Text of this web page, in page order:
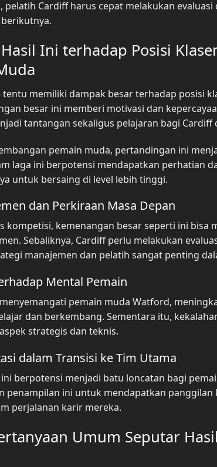
pelatih Cardiff harus cepat melakukan
Ini terhadap Posisi
tentu memiliki dampak besar terhadap posisi
besar ini memberi motivasi dan
tantangan sekaligus pelajaran bagi
pemain muda, pertandingan ini
laga ini berpotensi mendapatkan perhatian
untuk bersaing di level lebih tinggi.
dan Perkiraan Masa Depan
kompetisi, kemenangan besar seperti ini
Sebaliknya, Cardiff perlu melakukan
manajemen dan pelatih sangat penting
Mental Pemain
pemain muda Watford,
dan berkembang. Sementara itu,
strategis dan teknis.
dalam Transisi ke Tim Utama
berpotensi menjadi batu loncatan bagi
penampilan ini untuk mendapatkan
perjalanan karir mereka.
Umum Seputar